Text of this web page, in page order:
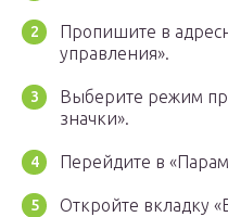
Пропишите в
управления».
Выберите режим
значки».
Перейдите в
Откройте вкладку